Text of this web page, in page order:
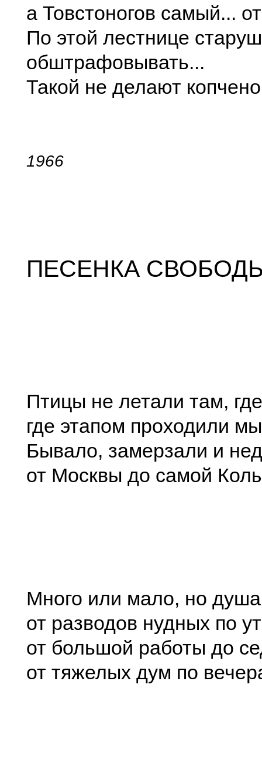
а Товстоногов самый...
По этой лестнице
обштрафовывать...
Такой не делают
1966
ПЕСЕНКА
Птицы не летали там,
где этапом проходили
Бывало, замерзали и
от Москвы до самой
Много или мало, но
от разводов нудных по
от большой работы до
от тяжелых дум по